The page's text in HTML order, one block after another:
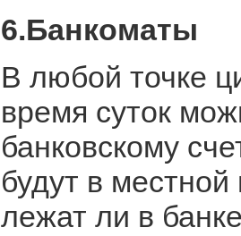
6.Банкоматы
В любой точке
время суток
банковскому
будут в
лежат ли в